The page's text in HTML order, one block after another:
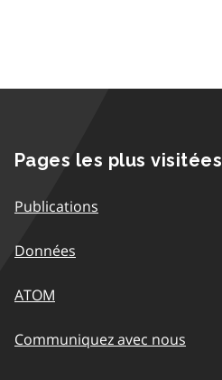
Pages les plus visitées
Publications
Données
ATOM
Communiquez avec nous